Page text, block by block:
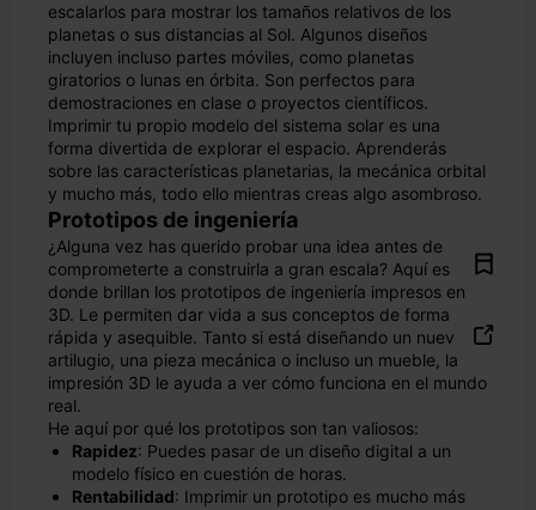
escalarlos para mostrar los tamaños relativos de los
planetas o sus distancias al Sol. Algunos diseños
incluyen incluso partes móviles, como planetas
giratorios o lunas en órbita. Son perfectos para
demostraciones en clase o proyectos científicos.
Imprimir tu propio modelo del sistema solar es una
forma divertida de explorar el espacio. Aprenderás
sobre las características planetarias, la mecánica orbital
y mucho más, todo ello mientras creas algo asombroso.
Prototipos de ingeniería
¿Alguna vez has querido probar una idea antes de
comprometerte a construirla a gran escala? Aquí es
donde brillan los prototipos de ingeniería impresos en
3D. Le permiten dar vida a sus conceptos de forma
rápida y asequible. Tanto si está diseñando un nuevo
artilugio, una pieza mecánica o incluso un mueble, la
impresión 3D le ayuda a ver cómo funciona en el mundo
real.
He aquí por qué los prototipos son tan valiosos:
Rapidez: Puedes pasar de un diseño digital a un
modelo físico en cuestión de horas.
Rentabilidad: Imprimir un prototipo es mucho más
